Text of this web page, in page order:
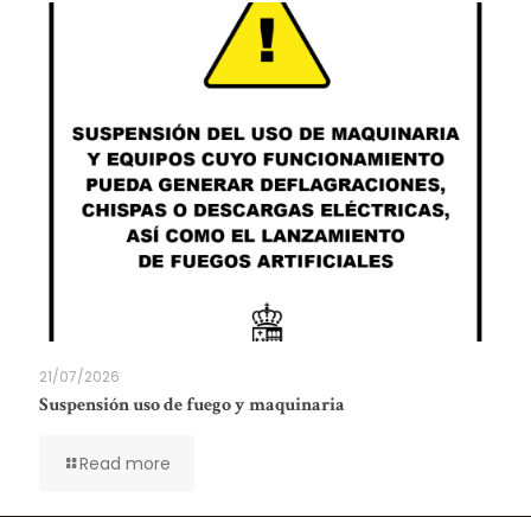
21/07/2026
Suspensión uso de fuego y maquinaria
Read more